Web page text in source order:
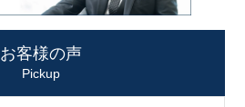
お客様の声
Pickup